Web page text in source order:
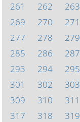
261
262 263
269
270 271
277
278 279
285
286 287
293
294 295
301
302 303
309
310 311
317
318 319